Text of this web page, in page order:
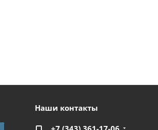
Наши контакты